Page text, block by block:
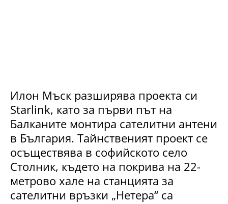
Илон Мъск разширява проекта си
Starlink, като за първи път на
Балканите монтира сателитни антени
в България. Тайнственият проект се
осъществява в софийското село
Столник, където на покрива на 22-
метрово хале на станцията за
сателитни връзки „Нетера“ са